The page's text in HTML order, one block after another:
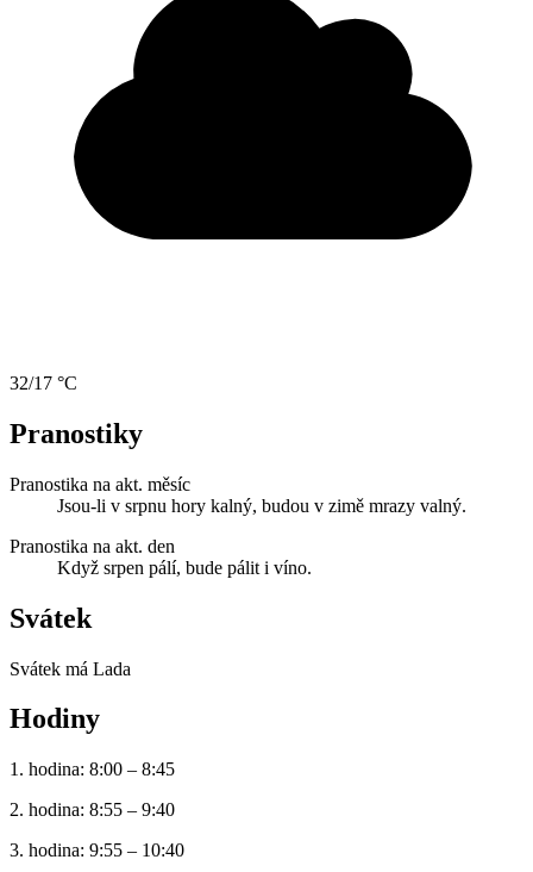
32/17 °C
Pranostiky
Pranostika na akt. měsíc
Jsou-li v srpnu hory kalný, budou v zimě mrazy valný.
Pranostika na akt. den
Když srpen pálí, bude pálit i víno.
Svátek
Svátek má Lada
Hodiny
1. hodina: 8:00 – 8:45
2. hodina: 8:55 – 9:40
3. hodina: 9:55 – 10:40